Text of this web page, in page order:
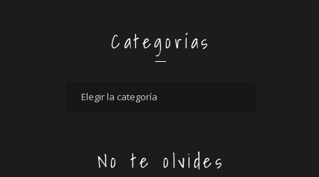
Categorías
No te olvides